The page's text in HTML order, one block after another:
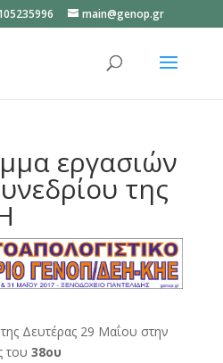
main@genop.gr
εργασιών
της
Δευτέρας 29 Μαΐου στην
του 38ου